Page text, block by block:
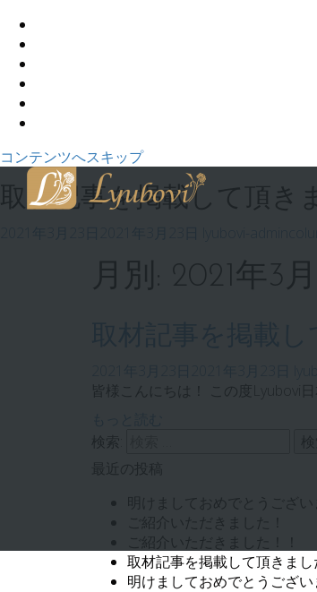
コンテンツへスキップ
取材記事を掲載して頂き
月別: 2021年3月
取材記事を掲載
皆様こんにちは！ この度Lyubovi
検索:
最近の投稿
明けましておめでとうござい
ご紹介いただきました！
ご紹介いただきました！！
取材記事を掲載して頂きまし
明けましておめでとうござい